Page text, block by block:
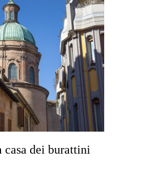
casa dei burattini